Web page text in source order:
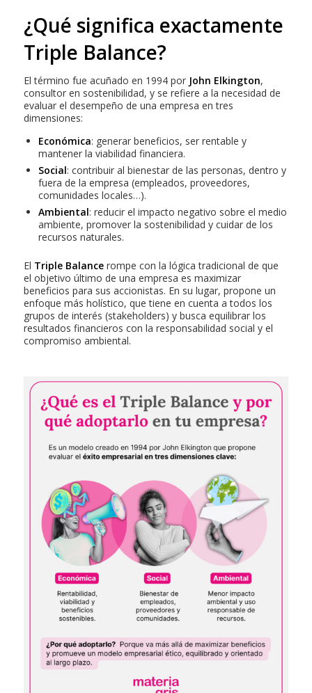
¿Qué significa exactamente
Triple Balance?
El término fue acuñado en 1994 por John Elkington,
consultor en sostenibilidad, y se refiere a la necesidad de
evaluar el desempeño de una empresa en tres
dimensiones:
Económica: generar beneficios, ser rentable y
mantener la viabilidad financiera.
Social: contribuir al bienestar de las personas, dentro y
fuera de la empresa (empleados, proveedores,
comunidades locales…).
Ambiental: reducir el impacto negativo sobre el medio
ambiente, promover la sostenibilidad y cuidar de los
recursos naturales.
El Triple Balancerompe con la lógica tradicional de que
el objetivo último de una empresa es maximizar
beneficios para sus accionistas. En su lugar, propone un
enfoque más holístico, que tiene en cuenta a todos los
grupos de interés (stakeholders) y busca equilibrar los
resultados financieros con la responsabilidad social y el
compromiso ambiental.